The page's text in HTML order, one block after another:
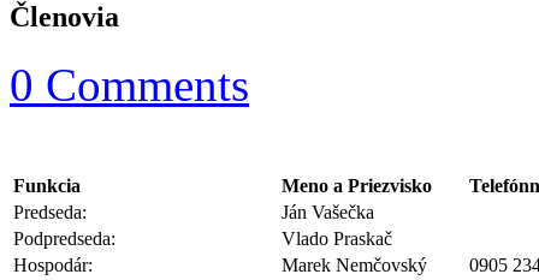
Členovia
0 Comments
Funkcia Meno a Priezvisko
Predseda:
Ján Vašečka
Podpredseda:
Vlado Praskač
Hospodár:
Marek Nemčovský
0905